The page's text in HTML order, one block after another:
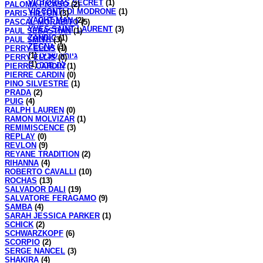
VICTORIAS SECRET (1)
VISCONTI DI MODRONE (1)
YACHT MAN(2)
YVES SAINT LAURENT (3)
ZANDIC(1)
ZEGNA(3)
גיורא שביט(1)
לה סרה(1)
PALOMA PICASO(2)
PARIS HILTON(3)
PASCAL MORABITO(5)
PAUL SEBASTIAN(1)
PAUL SMITH(3)
PERRY ELLIS (1)
PERRY ELLIS(0)
PIERRE CARDIN(1)
PIERRE CARDIN (0)
PINO SILVESTRE (1)
PRADA (2)
PUIG (4)
RALPH LAUREN (0)
RAMON MOLVIZAR (1)
REMIMISCENCE (3)
REPLAY (0)
REVLON (9)
REYANE TRADITION (2)
RIHANNA (4)
ROBERTO CAVALLI (10)
ROCHAS (13)
SALVADOR DALI (19)
SALVATORE FERAGAMO (9)
SAMBA (4)
SARAH JESSICA PARKER (1)
SCHICK (2)
SCHWARZKOPF (6)
SCORPIO (2)
SERGE NANCEL (3)
SHAKIRA (4)